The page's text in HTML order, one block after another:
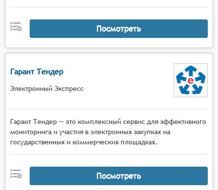
Посмотреть
Гарант Тендер
Электронный Экспресс
Гарант Тендер — это комплексный сервис для эффективного
мониторинга и участия в электронных закупках на
государственных и коммерческих площадках.
Посмотреть